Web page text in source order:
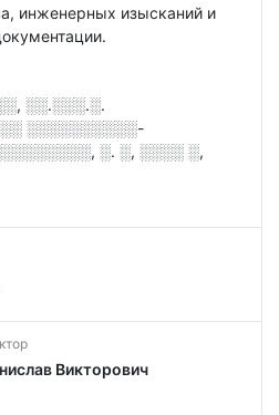
инженерных изысканий и
░░.░░░.░.
░░░░░░░░░░-
░. ░, ░░░░ ░,
Викторович